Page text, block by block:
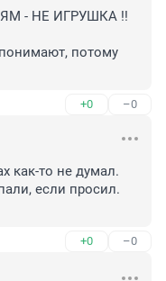
- НЕ ИГРУШКА !!
потому
+0 –0
как-то не думал.
если просил.
+0 –0